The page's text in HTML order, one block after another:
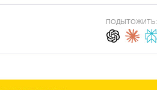
ПОДЫТОЖИТЬ: